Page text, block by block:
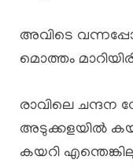
അവിടെ
മൊത്തം
രാവിലെ ചന്ദന
അടുക്കളയിൽ
കയറി